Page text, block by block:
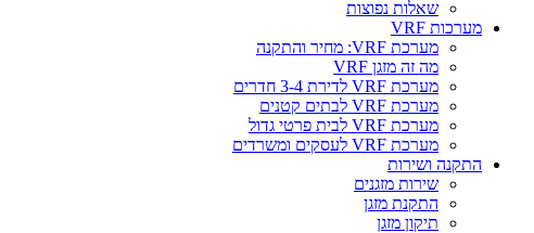
שאלות נפוצות
מערכות VRF
מערכת VRF: מחיר והתקנה
מה זה מזגן VRF
מערכת VRF לדירת 3-4 חדרים
מערכת VRF לבתים קטנים
מערכת VRF לבית פרטי גדול
מערכת VRF לעסקים ומשרדים
התקנה ושירות
שירות מזגנים
התקנת מזגן
תיקון מזגן